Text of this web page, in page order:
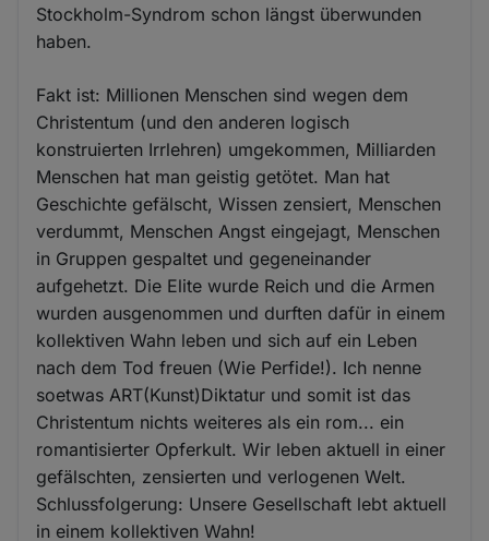
Stockholm-Syndrom schon längst überwunden
haben.
Fakt ist: Millionen Menschen sind wegen dem
Christentum (und den anderen logisch
konstruierten Irrlehren) umgekommen, Milliarden
Menschen hat man geistig getötet. Man hat
Geschichte gefälscht, Wissen zensiert, Menschen
verdummt, Menschen Angst eingejagt, Menschen
in Gruppen gespaltet und gegeneinander
aufgehetzt. Die Elite wurde Reich und die Armen
wurden ausgenommen und durften dafür in einem
kollektiven Wahn leben und sich auf ein Leben
nach dem Tod freuen (Wie Perfide!). Ich nenne
soetwas ART(Kunst)Diktatur und somit ist das
Christentum nichts weiteres als ein rom... ein
romantisierter Opferkult. Wir leben aktuell in einer
gefälschten, zensierten und verlogenen Welt.
Schlussfolgerung: Unsere Gesellschaft lebt aktuell
in einem kollektiven Wahn!